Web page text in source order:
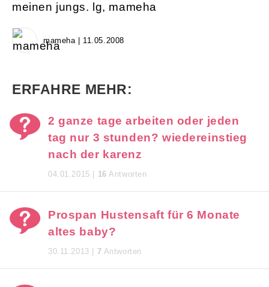
meinen jungs. lg, mameha
mameha | 11.05.2008
ERFAHRE MEHR:
2 ganze tage arbeiten oder jeden
tag nur 3 stunden? wiedereinstieg
nach der karenz
04.01.2015 | 16 Antworten
Prospan Hustensaft für 6 Monate
altes baby?
30.11.2013 | 7 Antworten